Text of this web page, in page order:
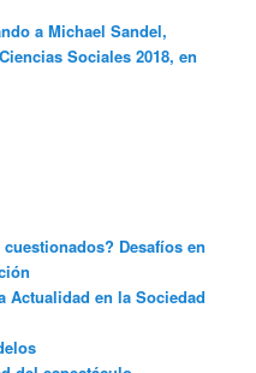
a Michael Sandel,
Sociales 2018, en
Desafíos en
Actualidad en la Sociedad